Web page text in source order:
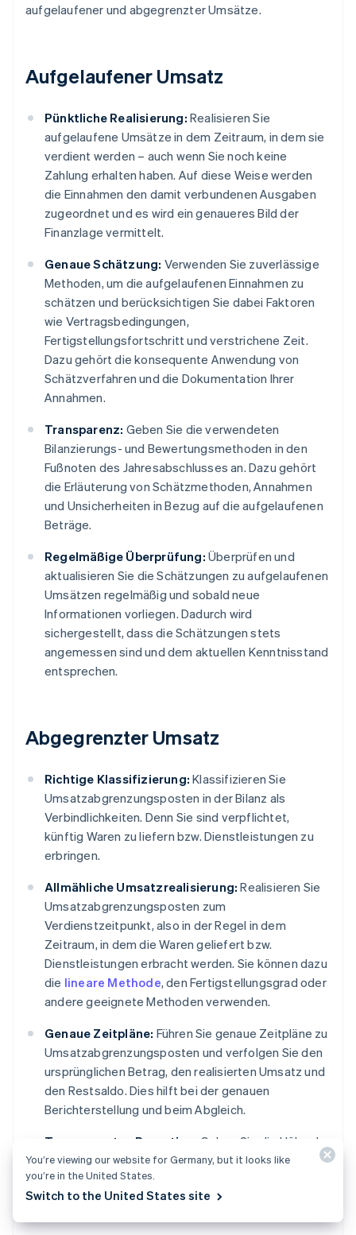
aufgelaufener und abgegrenzter Umsätze.
Aufgelaufener Umsatz
Pünktliche Realisierung: Realisieren Sie
aufgelaufene Umsätze in dem Zeitraum, in dem sie
verdient werden – auch wenn Sie noch keine
Zahlung erhalten haben. Auf diese Weise werden
die Einnahmen den damit verbundenen Ausgaben
zugeordnet und es wird ein genaueres Bild der
Finanzlage vermittelt.
Genaue Schätzung: Verwenden Sie zuverlässige
Methoden, um die aufgelaufenen Einnahmen zu
schätzen und berücksichtigen Sie dabei Faktoren
wie Vertragsbedingungen,
Fertigstellungsfortschritt und verstrichene Zeit.
Dazu gehört die konsequente Anwendung von
Schätzverfahren und die Dokumentation Ihrer
Annahmen.
Transparenz: Geben Sie die verwendeten
Bilanzierungs- und Bewertungsmethoden in den
Fußnoten des Jahresabschlusses an. Dazu gehört
die Erläuterung von Schätzmethoden, Annahmen
und Unsicherheiten in Bezug auf die aufgelaufenen
Beträge.
Regelmäßige Überprüfung: Überprüfen und
aktualisieren Sie die Schätzungen zu aufgelaufenen
Umsätzen regelmäßig und sobald neue
Informationen vorliegen. Dadurch wird
sichergestellt, dass die Schätzungen stets
angemessen sind und dem aktuellen Kenntnisstand
entsprechen.
Abgegrenzter Umsatz
Richtige Klassifizierung: Klassifizieren Sie
Umsatzabgrenzungsposten in der Bilanz als
Verbindlichkeiten. Denn Sie sind verpflichtet,
künftig Waren zu liefern bzw. Dienstleistungen zu
erbringen.
Allmähliche Umsatzrealisierung: Realisieren Sie
Umsatzabgrenzungsposten zum
Verdienstzeitpunkt, also in der Regel in dem
Zeitraum, in dem die Waren geliefert bzw.
Dienstleistungen erbracht werden. Sie können dazu
die lineare Methode, den Fertigstellungsgrad oder
andere geeignete Methoden verwenden.
Genaue Zeitpläne: Führen Sie genaue Zeitpläne zu
Umsatzabgrenzungsposten und verfolgen Sie den
ursprünglichen Betrag, den realisierten Umsatz und
den Restsaldo. Dies hilft bei der genauen
Berichterstellung und beim Abgleich.
Transparentes Reporting:
Geben Sie die Höhe der
Umsatzabgrenzungsposten, die verwendete
Realisierungsmethode und alle wesentlichen
Annahmen in den Fußnoten Ihrer Jahresabschlüsse
You’re viewing our website for Germany, but it looks like
you’re in the United States.
Switch to the United States site